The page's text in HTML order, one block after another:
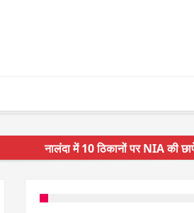
नालंदा में 10 ठिकानों पर NIA की छापेमारी..
अंचल पदाधिकारी (CO) बर्खास्त.. फर्जीवाड़ा